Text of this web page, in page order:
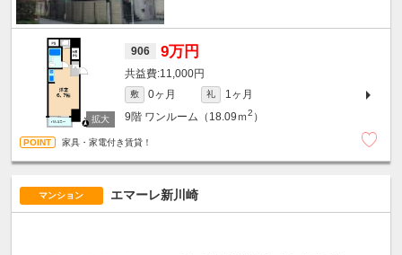
906 9万円
11,000円
敷 0ヶ月 礼
1ヶ月
9階 ワンルーム（18.09ｍ2 ）
家具・家電付き賃貸！
マンション エマーレ新川崎